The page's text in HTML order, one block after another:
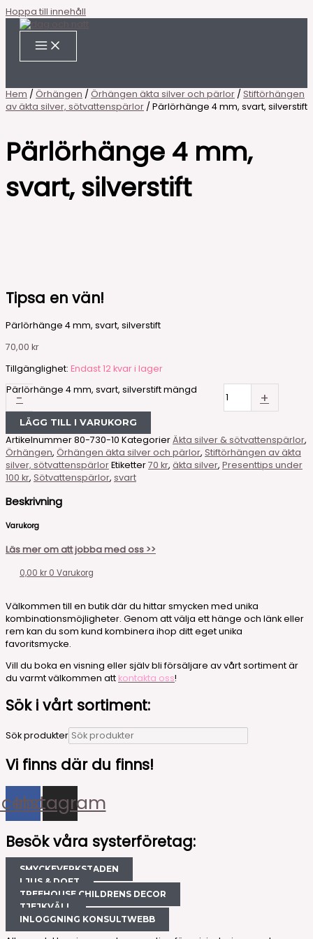
Hoppa till innehåll
Hem / Örhängen / Örhängen äkta silver och pärlor / Stiftörhängen
av äkta silver, sötvattenspärlor / Pärlörhänge 4 mm, svart, silverstift
Pärlörhänge 4 mm,
svart, silverstift
Tipsa en vän!
Pärlörhänge 4 mm, svart, silverstift
70,00 kr
Tillgänglighet: Endast 12 kvar i lager
-
Pärlörhänge 4 mm, svart, silverstift mängd +
LÄGG TILL I VARUKORG
Artikelnummer80-730-10 KategorierÄkta silver & sötvattenspärlor,
Örhängen, Örhängen äkta silver och pärlor, Stiftörhängen av äkta
silver, sötvattenspärlorEtiketter70 kr, äkta silver, Presenttips under
100 kr, Sötvattenspärlor, svart
Beskrivning
Varukorg
Läs mer om att jobba med oss >>
0,00 kr 0 Varukorg
Välkommen till en butik där du hittar smycken med unika
kombinationsmöjligheter. Genom att välja ett hänge och länk eller
rem kan du som kund kombinera ihop ditt eget unika
favoritsmycke.
Vill du boka en visning eller själv bli försäljare av vårt sortiment är
du varmt välkommen att kontakta oss!
Sök i vårt sortiment:
Sök produkter
Vi finns där du finns!
Instagram
Besök våra systerföretag:
SMYCKEVERKSTADEN
LJUS & DOFT
TREEHOUSE CHILDRENS DECOR
TJEJKVÄLL
INLOGGNING KONSULTWEBB